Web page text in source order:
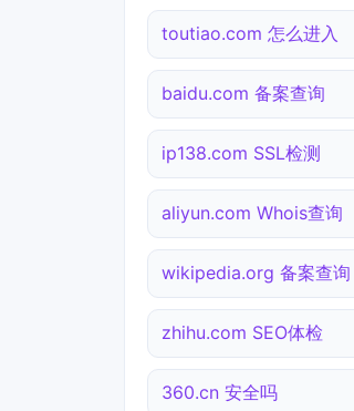
toutiao.com 怎么进入
baidu.com 备案查询
ip138.com SSL检测
aliyun.com Whois查询
wikipedia.org 备案查询
zhihu.com SEO体检
360.cn 安全吗